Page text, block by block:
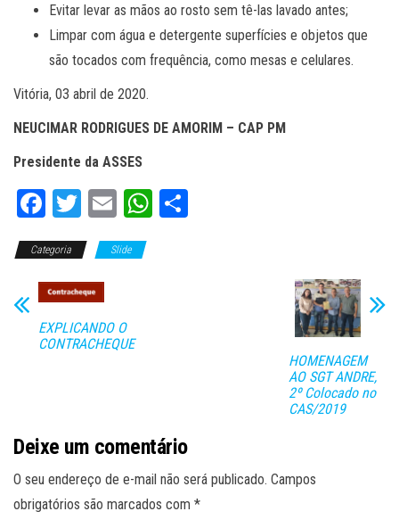
Evitar levar as mãos ao rosto sem tê-las lavado antes;
Limpar com água e detergente superfícies e objetos que
são tocados com frequência, como mesas e celulares.
Vitória, 03 abril de 2020.
NEUCIMAR RODRIGUES DE AMORIM – CAP PM
Presidente da ASSES
Fa
bo
ok
T
tt
er
E
ail
W
Categoria Slide
EXPLICANDO O
CONTRACHEQUE
HOMENAGEM
AO SGT ANDRE,
2º Colocado no
CAS/2019
Deixe um comentário
O seu endereço de e-mail não será publicado. Campos
obrigatórios são marcados com *